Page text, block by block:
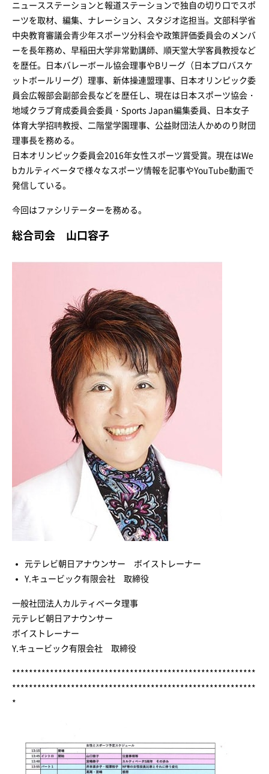
ニュースステーションと報道ステーションで独自の切り口でスポ
ーツを取材、編集、ナレーション、スタジオ迄担当。文部科学省
中央教育審議会青少年スポーツ分科会や政策評価委員会のメンバ
ーを長年務め、早稲田大学非常勤講師、順天堂大学客員教授など
を歴任。日本バレーボール協会理事やBリーグ（日本プロバスケ
ットボールリーグ）理事、新体操連盟理事、日本オリンピック委
員会広報部会副部会長などを歴任し、現在は日本スポーツ協会・
地域クラブ育成委員会委員・Sports Japan編集委員、日本女子
体育大学招聘教授、二階堂学園理事、公益財団法人かめのり財団
理事長を務める。
日本オリンピック委員会2016年女性スポーツ賞受賞。現在はWe
bカルティベータで様々なスポーツ情報を記事やYouTube動画で
発信している。
今回はファシリテーターを務める。
総合司会 山口容子
元テレビ朝日アナウンサー ボイストレーナー
Y.キュービック有限会社 取締役
一般社団法人カルティベータ理事
元テレビ朝日アナウンサー
ボイストレーナー
Y.キュービック有限会社 取締役
**********************************************************
**********************************************************
*